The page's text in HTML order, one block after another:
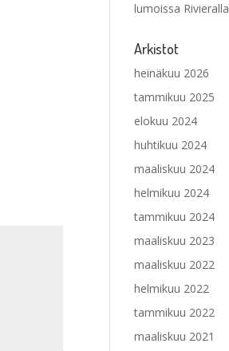
lumoissa Rivieralla
Arkistot
heinäkuu 2026
tammikuu 2025
elokuu 2024
huhtikuu 2024
maaliskuu 2024
helmikuu 2024
tammikuu 2024
maaliskuu 2023
maaliskuu 2022
helmikuu 2022
tammikuu 2022
maaliskuu 2021